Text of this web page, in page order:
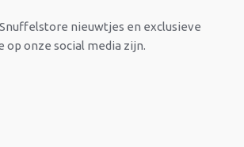
nieuwtjes en exclusieve
op onze social media zijn.